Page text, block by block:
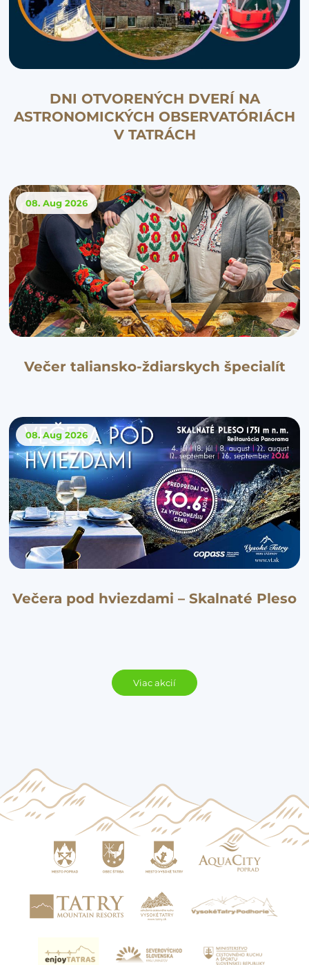
DNI OTVORENÝCH DVERÍ NA
ASTRONOMICKÝCH OBSERVATÓRIÁCH
V TATRÁCH
08. Aug 2026
Večer taliansko-ždiarskych špecialít
08. Aug 2026
Večera pod hviezdami – Skalnaté Pleso
Viac akcií